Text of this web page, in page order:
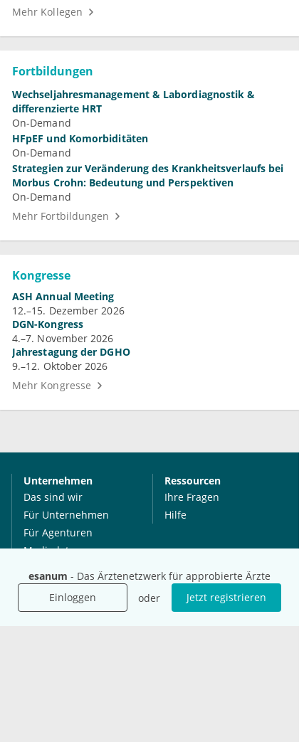
esanum - Das Ärztenetzwerk für approbierte Ärzte
Einloggen
oder Jetzt registrieren
Mehr Kollegen
Fortbildungen
Wechseljahresmanagement & Labordiagnostik &
differenzierte HRT
On-Demand
HFpEF und Komorbiditäten
On-Demand
Strategien zur Veränderung des Krankheitsverlaufs bei
Morbus Crohn: Bedeutung und Perspektiven
On-Demand
Mehr Fortbildungen
Kongresse
ASH Annual Meeting
12.–15. Dezember 2026
DGN-Kongress
4.–7. November 2026
Jahrestagung der DGHO
9.–12. Oktober 2026
Mehr Kongresse
Unternehmen
Das sind wir
Für Unternehmen
Für Agenturen
Mediadaten
Karriere
Ressourcen
Ihre Fragen
Hilfe